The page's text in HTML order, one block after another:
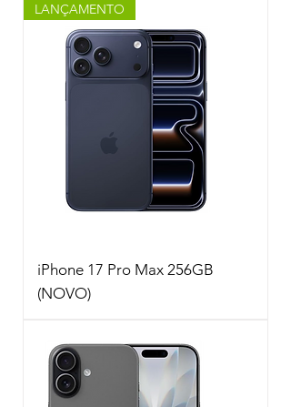
LANÇAMENTO
iPhone 17 Pro Max 256GB
(NOVO)